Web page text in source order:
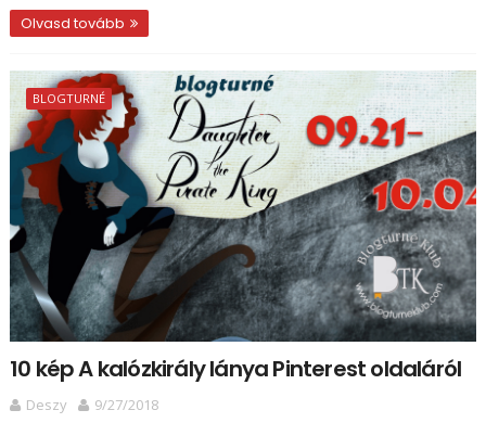
Olvasd tovább
BLOGTURNÉ
10 kép A kalózkirály lánya Pinterest oldaláról
Deszy
9/27/2018